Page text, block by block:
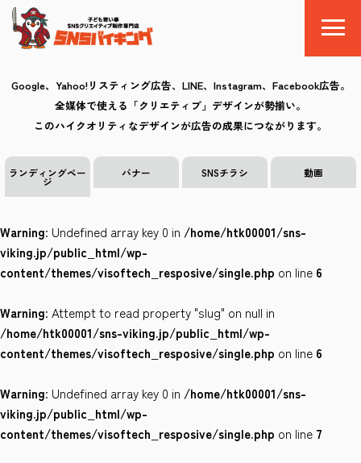
SNSバイキングとは
料金
制作の流れ
クリエイティブ
お気に入り
会社案内
サイトポリシー
Google、Yahoo!リスティング広告、LINE、Instagram、Facebook広告。
全媒体で使える「クリエティブ」デザインが勢揃い。
このハイクオリティなデザインが広告の成果につながります。
ランディングペー
ジ
バナー SNSチラシ 動画
Warning: Undefined array key 0 in /home/htk00001/sns-
viking.jp/public_html/wp-
content/themes/visoftech_resposive/single.php on line 6
Warning: Attempt to read property "slug" on null in
/home/htk00001/sns-viking.jp/public_html/wp-
content/themes/visoftech_resposive/single.php on line 6
Warning: Undefined array key 0 in /home/htk00001/sns-
viking.jp/public_html/wp-
content/themes/visoftech_resposive/single.php on line 7